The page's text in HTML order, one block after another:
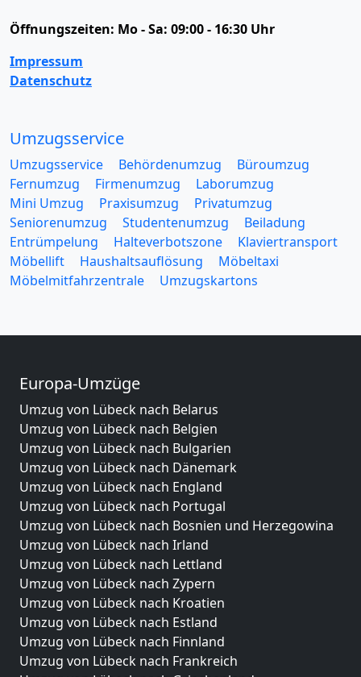
Öffnungszeiten: Mo - Sa: 09:00 - 16:30 Uhr
Impressum
Datenschutz
Umzugsservice
Umzugsservice Behördenumzug
Büroumzug
Fernumzug
Firmenumzug
Laborumzug
Mini Umzug
Praxisumzug
Privatumzug
Seniorenumzug
Studentenumzug
Beiladung
Entrümpelung
Halteverbotszone
Klaviertransport
Möbellift
Haushaltsauflösung
Möbeltaxi
Möbelmitfahrzentrale
Umzugskartons
Europa-Umzüge
Umzug von Lübeck nach Belarus
Umzug von Lübeck nach Belgien
Umzug von Lübeck nach Bulgarien
Umzug von Lübeck nach Dänemark
Umzug von Lübeck nach England
Umzug von Lübeck nach Portugal
Umzug von Lübeck nach Bosnien und Herzegowina
Umzug von Lübeck nach Irland
Umzug von Lübeck nach Lettland
Umzug von Lübeck nach Zypern
Umzug von Lübeck nach Kroatien
Umzug von Lübeck nach Estland
Umzug von Lübeck nach Finnland
Umzug von Lübeck nach Frankreich